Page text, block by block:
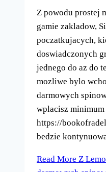
Z powodu prostej
gamie zakladow,
poczatkujacych,
doswiadczonych
jednego do az do
mozliwe bylo
darmowych
wplacisz minimum
https://
bedzie
Read More Z